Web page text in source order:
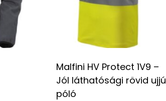
Malfini HV Protect 1V9 –
Jól láthatósági rövid ujjú
póló